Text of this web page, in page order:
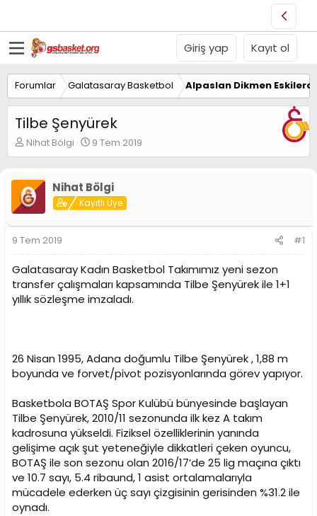
Giriş yap Kayıt ol
Forumlar Galatasaray Basketbol Alpaslan Dikmen
Tilbe Şenyürek
K
o
u
y
u
B
a
ş
l
a
t
a
n
Nihat Bölgi
B
a
a
n
ı
t
a
r
i
h
9 Tem 2019
Nihat Bölgi
Kayıtlı Üye
9 Tem 2019 #1
Galatasaray Kadın Basketbol Takımımız yeni sezon
transfer çalışmaları kapsamında Tilbe Şenyürek ile 1+1
yıllık sözleşme imzaladı.
26 Nisan 1995, Adana doğumlu Tilbe Şenyürek , 1,88 m
boyunda ve forvet/pivot pozisyonlarında görev yapıyor.
Basketbola BOTAŞ Spor Kulübü bünyesinde başlayan
Tilbe Şenyürek, 2010/11 sezonunda ilk kez A takım
kadrosuna yükseldi. Fiziksel özelliklerinin yanında
gelişime açık şut yeteneğiyle dikkatleri çeken oyuncu,
BOTAŞ ile son sezonu olan 2016/17’de 25 lig maçına çıktı
ve 10.7 sayı, 5.4 ribaund, 1 asist ortalamalarıyla
mücadele ederken üç sayı çizgisinin gerisinden %31.2 ile
oynadı.